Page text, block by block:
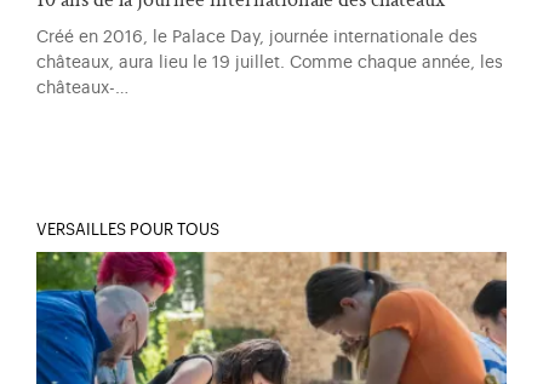
Créé en 2016, le Palace Day, journée internationale des
châteaux, aura lieu le 19 juillet. Comme chaque année, les
châteaux-…
VERSAILLES POUR TOUS